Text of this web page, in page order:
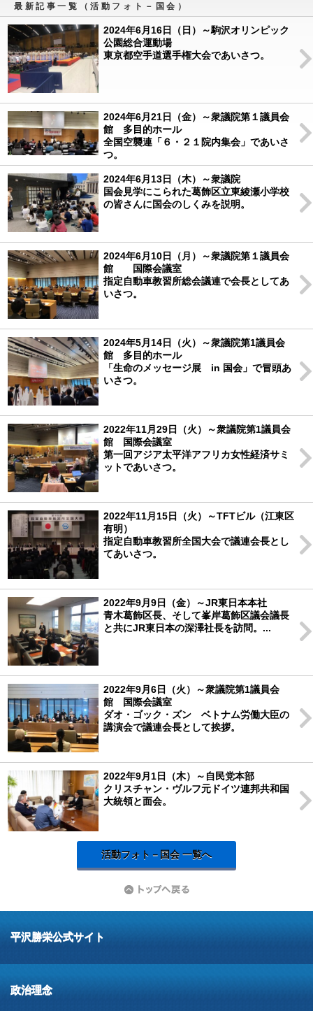
最新記事一覧（活動フォト－国会）
2024年6月16日（日）～駒沢オリンピック
公園総合運動場
東京都空手道選手権大会であいさつ。
2024年6月21日（金）～衆議院第１議員会
館 多目的ホール
全国空襲連「６・２１院内集会」であいさ
つ。
2024年6月13日（木）～衆議院
国会見学にこられた葛飾区立東綾瀬小学校
の皆さんに国会のしくみを説明。
2024年6月10日（月）～衆議院第１議員会
館 国際会議室
指定自動車教習所総会議連で会長としてあ
いさつ。
2024年5月14日（火）～衆議院第1議員会
館 多目的ホール
「生命のメッセージ展 in 国会」で冒頭あ
いさつ。
2022年11月29日（火）～衆議院第1議員会
館 国際会議室
第一回アジア太平洋アフリカ女性経済サミ
ットであいさつ。
2022年11月15日（火）～TFTビル（江東区
有明）
指定自動車教習所全国大会で議連会長とし
てあいさつ。
2022年9月9日（金）～JR東日本本社
青木葛飾区長、そして峯岸葛飾区議会議長
と共にJR東日本の深澤社長を訪問。...
2022年9月6日（火）～衆議院第1議員会
館 国際会議室
ダオ・ゴック・ズン ベトナム労働大臣の
講演会で議連会長として挨拶。
2022年9月1日（木）～自民党本部
クリスチャン・ヴルフ元ドイツ連邦共和国
大統領と面会。
活動フォト－国会 一覧へ
平沢勝栄公式サイト
政治理念